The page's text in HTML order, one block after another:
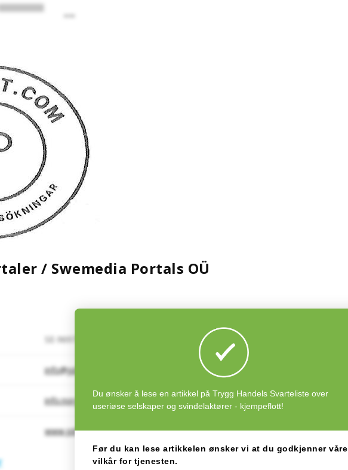
/ Swemedia Portals OÜ
SE-969799-0449 / ES-16321858
info@jobbjakt.com
info.norge@jobbjakt.com
www.jobbjakt.com
Du ønsker å lese en artikkel på Trygg Handels Svarteliste over
useriøse selskaper og svindelaktører - kjempeflott!
Før du kan lese artikkelen ønsker vi at du godkjenner våre
vilkår for tjenesten.